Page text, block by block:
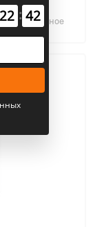
В избранное
22 : 41